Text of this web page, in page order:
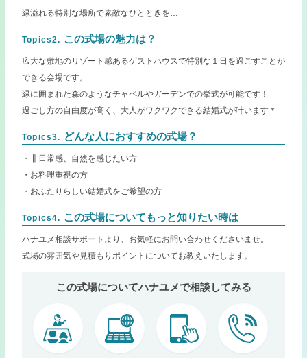
緑溢れる特別な場所で素敵なひとときを…
Topics2. この式場の魅力は？
広大な敷地のリゾート感あるゲストハウスで特別な１日を過ごすことが
できる会場です。
緑に囲まれた森のようなチャペルやガーデンでの挙式が可能です！
過ごし方の自由度が高く、大人がワクワクできる結婚式が叶います＊
Topics3. どんな人におすすめの式場？
・非日常感、自然を感じたい方
・お料理重視の方
・おふたりらしい結婚式をご希望の方
Topics4. この式場についてもっと知りたい時は
ハナユメ相談サポートより、お気軽にお問い合わせくださいませ。
式場の雰囲気や見積もりポイントについてお教えいたします。
この式場についてハナユメで相談してみる